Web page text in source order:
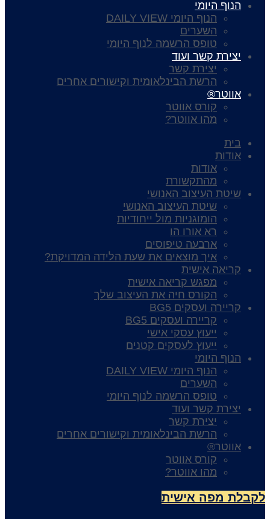
הנוף היומי
הנוף היומי DAILY VIEW
השערים
טופס הרשמה לנוף היומי
יצירת קשר ועוד
יצירת קשר
הרשת הבינלאומית וקישורים אחרים
אווטר®
קורס אווטר
מהו אווטר?
בית
אודות
אודות
מהתקשורת
שיטת העיצוב האנושי
שיטת העיצוב האנושי
הומוגניות מול ייחודיות
רא אורו הו
ארבעה טיפוסים
איך מוצאים את שעת הלידה המדויקת?
קריאה אישית
מפגש קריאה אישית
הקורס חיה את העיצוב שלך
קריירה ועסקים BG5
קריירה ועסקים BG5
ייעוץ עסקי אישי
ייעוץ לעסקים קטנים
הנוף היומי
הנוף היומי DAILY VIEW
השערים
טופס הרשמה לנוף היומי
יצירת קשר ועוד
יצירת קשר
הרשת הבינלאומית וקישורים אחרים
אווטר®
קורס אווטר
מהו אווטר?
מפה אישית